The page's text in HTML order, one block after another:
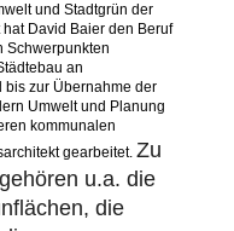
und Stadtgrün der
David Baier den Beruf
Schwerpunkten
an
bis zur Übernahme der
Umwelt und Planung
kommunalen
gearbeitet. Zu
u.a. die
die